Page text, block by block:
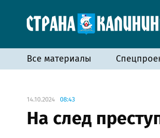
Все материалы
14.10.2024 08:43
На след